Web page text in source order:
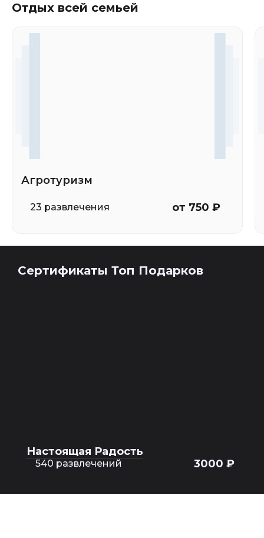
Отдых всей семьей
Агротуризм
23 развлечения от 750 ₽
Сертификаты Топ Подарков
Настоящая Радость
540 развлечений 3000 ₽